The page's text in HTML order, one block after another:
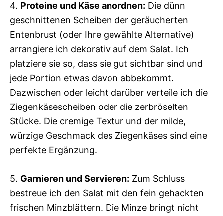
4. Proteine und Käse anordnen: Die dünn
geschnittenen Scheiben der geräucherten
Entenbrust (oder Ihre gewählte Alternative)
arrangiere ich dekorativ auf dem Salat. Ich
platziere sie so, dass sie gut sichtbar sind und
jede Portion etwas davon abbekommt.
Dazwischen oder leicht darüber verteile ich die
Ziegenkäsescheiben oder die zerbröselten
Stücke. Die cremige Textur und der milde,
würzige Geschmack des Ziegenkäses sind eine
perfekte Ergänzung.
5. Garnieren und Servieren: Zum Schluss
bestreue ich den Salat mit den fein gehackten
frischen Minzblättern. Die Minze bringt nicht